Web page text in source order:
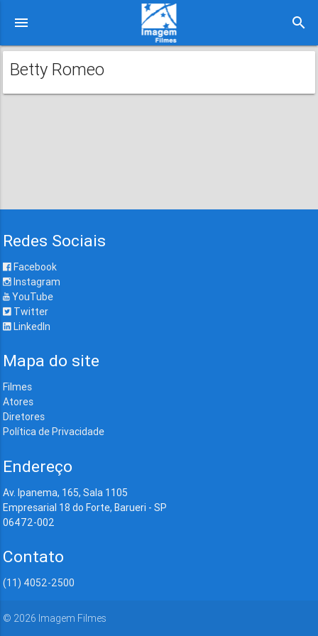
menu search
Betty Romeo
Redes Sociais
Facebook
Instagram
YouTube
Twitter
LinkedIn
Mapa do site
Filmes
Atores
Diretores
Política de Privacidade
Endereço
Av. Ipanema, 165, Sala 1105
Empresarial 18 do Forte, Barueri - SP
06472-002
Contato
(11) 4052-2500
© 2026 Imagem Filmes